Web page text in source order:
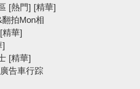
[熱門] [精華]
拍Mon相
[精華]
]
[精華]
告車行踪